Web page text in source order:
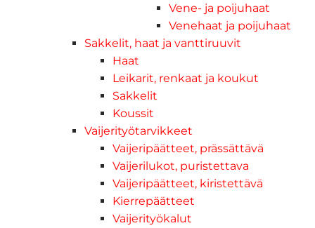
Vene- ja poijuhaat
Venehaat ja poijuhaat
Sakkelit, haat ja vanttiruuvit
Haat
Leikarit, renkaat ja koukut
Sakkelit
Koussit
Vaijerityötarvikkeet
Vaijeripäätteet, prässättävä
Vaijerilukot, puristettava
Vaijeripäätteet, kiristettävä
Kierrepäätteet
Vaijerityökalut